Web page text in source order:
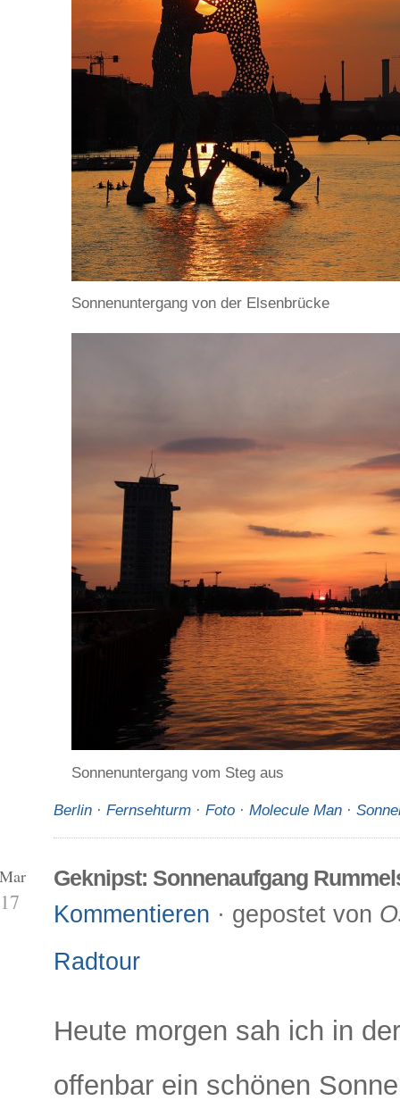
Sonnenuntergang von der Elsenbrücke
Sonnenuntergang vom Steg aus
Berlin · Fernsehturm · Foto · Molecule Man ·
Geknipst: Sonnenaufgang
Kommentieren · gepostet von
Radtour
Heute morgen sah ich in
offenbar ein schönen